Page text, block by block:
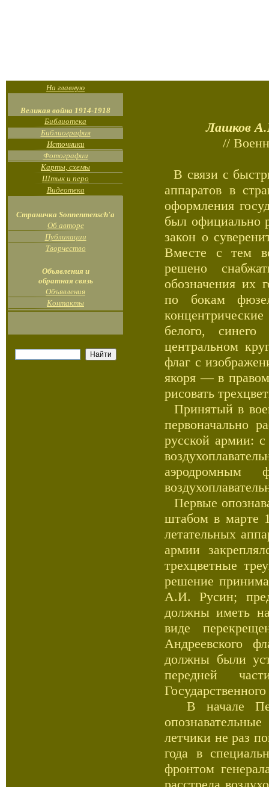
На главную
Великая война 1914-1918
Библиотека
Библиография
Источники
Фотографии
Карты, схемы
Штык и перо
Видеотека
Страничка Sonnenmensch'а
Об авторе
Публикации
Творчество
Объявления и
обратная связь
Объявления
Контакты
Лашков
//
В связи с
аппаратов в
оформления
был официально
закон о
Вместе с тем
решено
обозначения их
по бокам
белого,
центральном
флаг с
якоря — в
рисовать
Принятый в
первоначально
русской армии:
аэродромным
Первые
штабом в марте
летательных
армии
трехцветные
решение
А.И. Русин;
должны иметь
виде
Андреевского
должны были
передней
В начале
летчики не раз
года в
фронтом